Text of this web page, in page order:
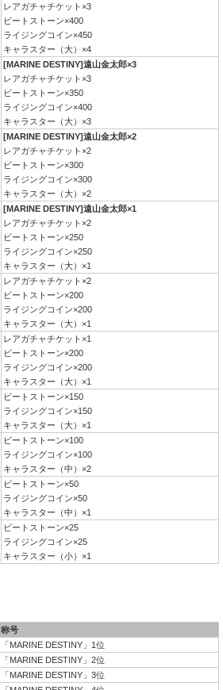
レアガチャチケット×3
ビートストーン×400
ライジングコイン×450
キャラスター（大）×4
[MARINE DESTINY]遠山金太郎×3
レアガチャチケット×3
ビートストーン×350
ライジングコイン×400
キャラスター（大）×3
[MARINE DESTINY]遠山金太郎×2
レアガチャチケット×2
ビートストーン×300
ライジングコイン×300
キャラスター（大）×2
[MARINE DESTINY]遠山金太郎×1
レアガチャチケット×2
ビートストーン×250
ライジングコイン×250
キャラスター（大）×1
レアガチャチケット×2
ビートストーン×200
ライジングコイン×200
キャラスター（大）×1
レアガチャチケット×1
ビートストーン×200
ライジングコイン×200
キャラスター（大）×1
ビートストーン×150
ライジングコイン×150
キャラスター（大）×1
ビートストーン×100
ライジングコイン×100
キャラスター（中）×2
ビートストーン×50
ライジングコイン×50
キャラスター（中）×1
ビートストーン×25
ライジングコイン×25
キャラスター（小）×1
称号
「MARINE DESTINY」1位
「MARINE DESTINY」2位
「MARINE DESTINY」3位